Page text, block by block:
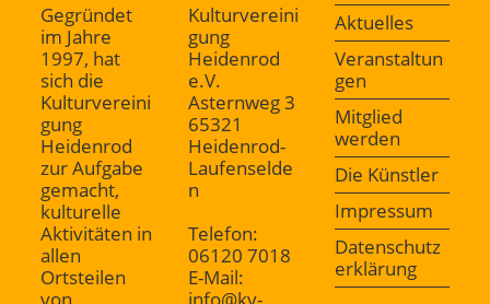
Gegründet
im Jahre
1997, hat
sich die
Kulturvereini
gung
Heidenrod
zur Aufgabe
gemacht,
kulturelle
Aktivitäten in
allen
Ortsteilen
Kulturvereini
gung
Heidenrod
e.V.
Asternweg 3
65321
Heidenrod-
Laufenselde
n
Telefon:
06120 7018
E-Mail:
Aktuelles
Veranstaltun
gen
Mitglied
werden
Die Künstler
Impressum
Datenschutz
erklärung